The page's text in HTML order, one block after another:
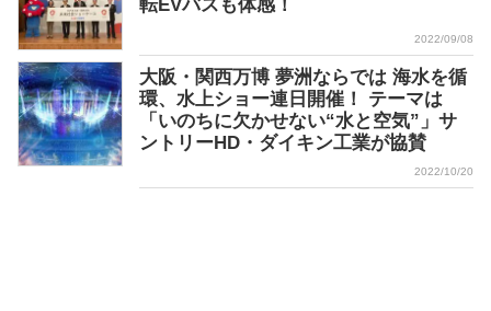
転EVバスも体感！
2022/09/08
大阪・関西万博 夢洲ならでは 海水を循
環、水上ショー連日開催！ テーマは
「いのちに欠かせない“水と空気”」サ
ントリーHD・ダイキン工業が協賛
2022/10/20